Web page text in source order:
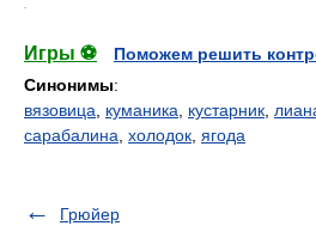
Игры ⚽
Поможем решить
Синонимы:
вязовица
куманика кустарник
сарабалина холодок ягода
Грюйер